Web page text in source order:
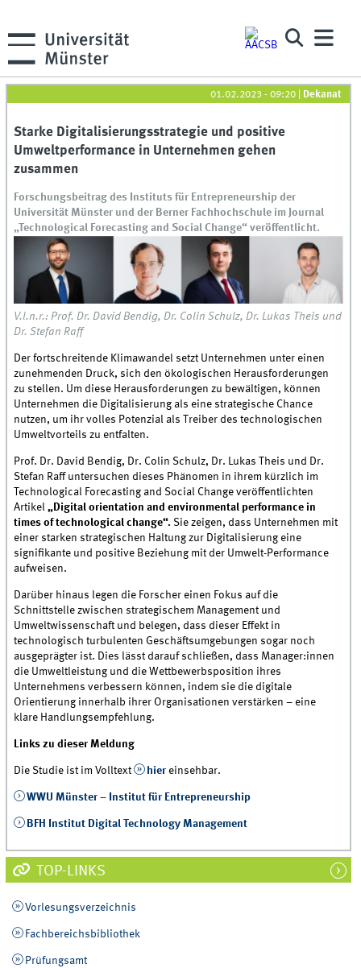
01.02.2023 - 09:20 Dekanat
Starke Digitalisierungsstrategie und positive
Umweltperformance in Unternehmen gehen
zusammen
Forschungsbeitrag des Instituts für Entrepreneurship der
Universität Münster und der Berner Fachhochschule im Journal
„Technological Forecasting and Social Change“ veröffentlicht.
V.l.n.r.: Prof. Dr. David Bendig, Dr. Colin Schulz, Dr. Lukas Theis und
Dr. Stefan Raff
Der fortschreitende Klimawandel setzt Unternehmen unter einen
zunehmenden Druck, sich den ökologischen Herausforderungen
zu stellen. Um diese Herausforderungen zu bewältigen, können
Unternehmen die Digitalisierung als eine strategische Chance
nutzen, um ihr volles Potenzial als Treiber des technologischen
Umweltvorteils zu entfalten.
Prof. Dr. David Bendig, Dr. Colin Schulz, Dr. Lukas Theis und Dr.
Stefan Raff untersuchen dieses Phänomen in ihrem kürzlich im
Technological Forecasting and Social Change veröffentlichten
Artikel „Digital orientation and environmental performance in
times of technological change“. Sie zeigen, dass Unternehmen mit
einer starken strategischen Haltung zur Digitalisierung eine
signifikante und positive Beziehung mit der Umwelt-Performance
aufweisen.
Darüber hinaus legen die Forscher einen Fokus auf die
Schnittstelle zwischen strategischem Management und
Umweltwissenschaft und belegen, dass dieser Effekt in
technologisch turbulenten Geschäftsumgebungen sogar noch
ausgeprägter ist. Dies lässt darauf schließen, dass Manager:innen
die Umweltleistung und die Wettbewerbsposition ihres
Unternehmens verbessern können, indem sie die digitale
Orientierung innerhalb ihrer Organisationen verstärken – eine
klare Handlungsempfehlung.
Links zu dieser Meldung
Die Studie ist im Volltext hier einsehbar.
WWU Münster – Institut für Entrepreneurship
BFH Institut Digital Technology Management
TOP-LINKS
Vorlesungsverzeichnis
Fachbereichsbibliothek
Prüfungsamt